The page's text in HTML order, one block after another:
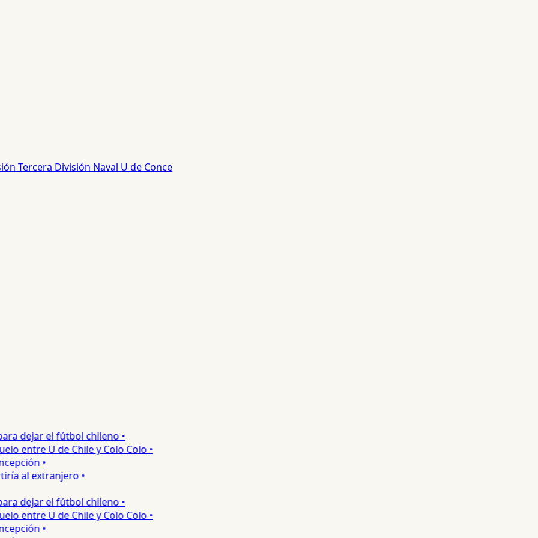
Tercera División Naval U de Conce
dejar el fútbol chileno •
entre U de Chile y Colo Colo •
•
al extranjero •
dejar el fútbol chileno •
entre U de Chile y Colo Colo •
•